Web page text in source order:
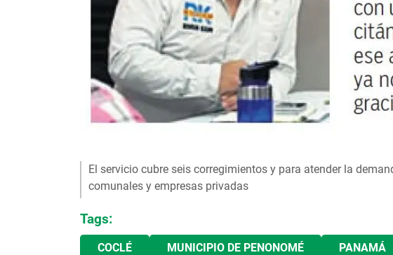
El servicio cubre seis corregimientos y para atender la
comunales y empresas privadas
Tags:
COCLÉ MUNICIPIO DE PENONOMÉ PANAMÁ